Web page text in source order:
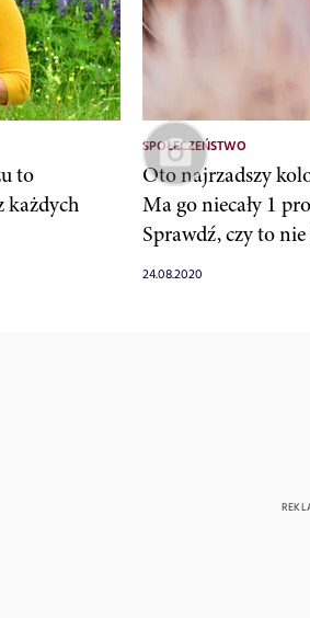
to
każdych
SPOŁECZEŃSTWO
Oto najrzadszy
Ma go niecały 1
Sprawdź, czy to
24.08.2020